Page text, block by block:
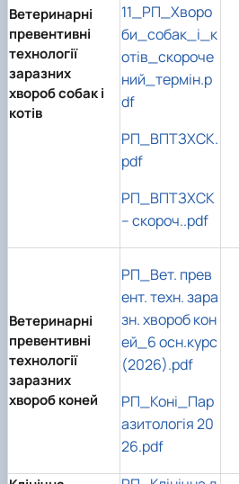
Ветеринарні
превентивні
технології
заразних
хвороб собак і
котів
11_РП_Хворо
би_собак_і_к
отів_скороче
ний_термін.p
df
РП_ВПТЗХСК.
pdf
РП_ВПТЗХСК
– скороч..pdf
Ветеринарні
превентивні
технології
заразних
хвороб коней
РП_Вет. прев
ент. техн. зара
зн. хвороб кон
ей_6 осн.курс
(2026).pdf
РП_Коні_Пар
азитологія 20
26.pdf